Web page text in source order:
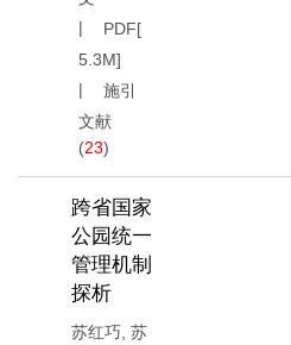
PDF[
5.3M]
施引
文献
(23)
跨省国家
公园统一
管理机制
探析
苏红巧 苏